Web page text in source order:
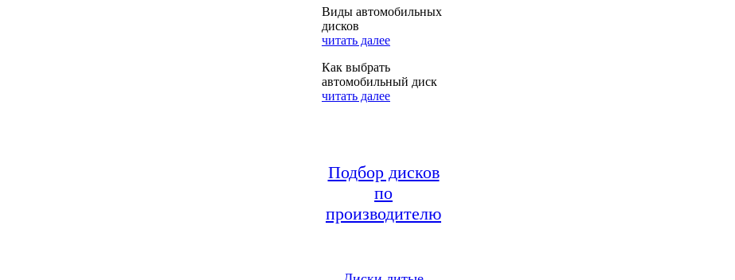
Виды автомобильных
дисков
читать далее
Как выбрать
автомобильный диск
читать далее
Подбор дисков
по
производителю